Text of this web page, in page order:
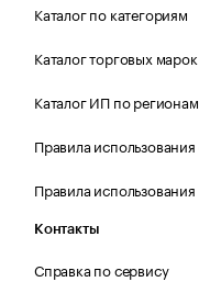
Каталог по категориям
Каталог торговых марок
Каталог ИП по регионам
Правила использования
Правила
Контакты
Справка по сервису